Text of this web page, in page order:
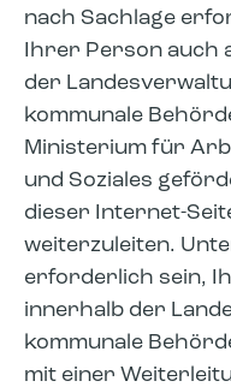
nach Sachlage
Ihrer Person auch
der
kommunale
Ministerium für
und Soziales
dieser Internet-
weiterzuleiten.
erforderlich sein,
innerhalb der
kommunale
mit einer